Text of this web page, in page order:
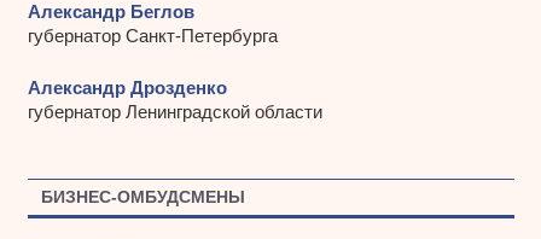
Александр Беглов
губернатор Санкт-Петербурга
Александр Дрозденко
губернатор Ленинградской области
БИЗНЕС-ОМБУДСМЕНЫ